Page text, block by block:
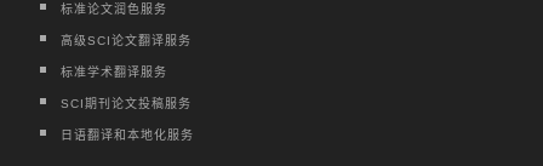
标准论文润色服务
高级SCI论文翻译服务
标准学术翻译服务
SCI期刊论文投稿服务
日语翻译和本地化服务